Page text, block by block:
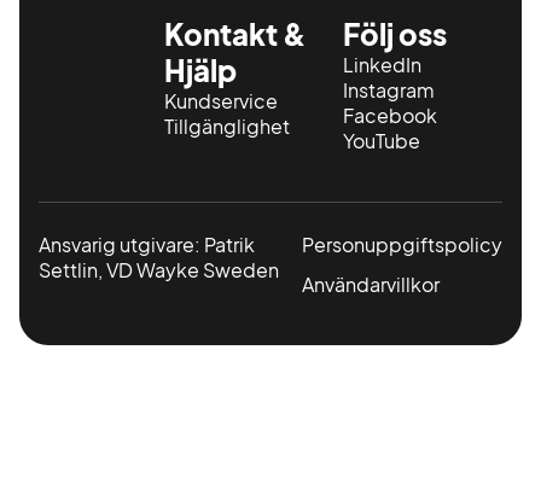
Kontakt &
Hjälp
Kundservice
Tillgänglighet
Följ oss
LinkedIn
Instagram
Facebook
YouTube
Ansvarig utgivare: Patrik
Settlin, VD Wayke Sweden
Personuppgiftspolicy
Användarvillkor